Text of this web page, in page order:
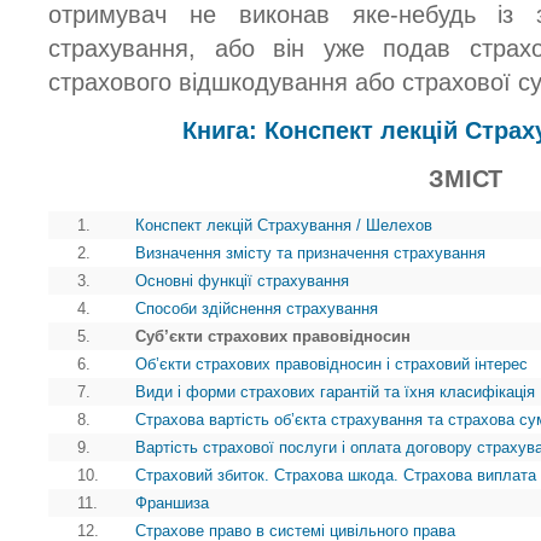
отримувач не виконав яке-небудь із
страхування, або він уже подав
страхового відшкодування або страхової
Книга: Конспект лекцій
ЗМІСТ
1.
Конспект лекцій Страхування / Шелехов
2.
Визначення змісту та призначення страхування
3.
Основні функції страхування
4.
Способи здійснення страхування
5.
Суб’єкти страхових правовідносин
6.
Об’єкти страхових правовідносин і страховий інтерес
7.
Види і форми страхових гарантій та їхня класифікація
8.
Страхова вартість об’єкта страхування та страхова
9.
Вартість страхової послуги і оплата договору
10.
Страховий збиток. Страхова шкода. Страхова виплата
11.
Франшиза
12.
Страхове право в системі цивільного права